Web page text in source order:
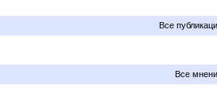
Все
Все